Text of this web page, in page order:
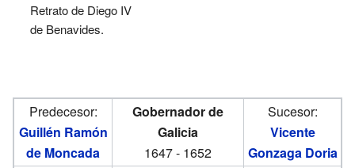
Retrato de Diego IV
de Benavides.
Predecesor:
Guillén Ramón
de Moncada
Gobernador de
Galicia
1647 - 1652
Sucesor:
Vicente
Gonzaga Doria